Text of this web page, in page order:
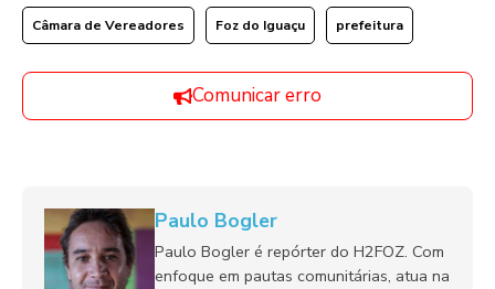
Câmara de Vereadores Foz do Iguaçu prefeitura
Comunicar erro
Paulo Bogler
Paulo Bogler é repórter do H2FOZ. Com
enfoque em pautas comunitárias, atua na